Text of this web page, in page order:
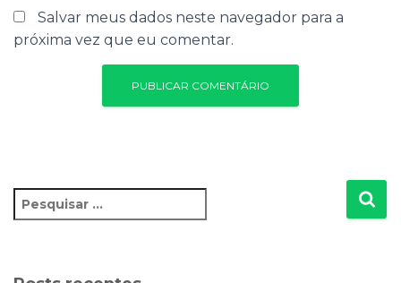
Salvar meus dados neste navegador para a
próxima vez que eu comentar.
e
u